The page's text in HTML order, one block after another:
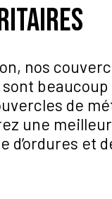
nos
de
une
d’ordures et